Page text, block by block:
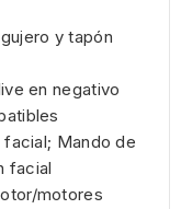
y tapón
en negativo
facial; Mando de
facial
motores